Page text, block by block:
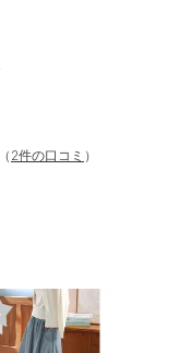
（ 2件の口コミ ）